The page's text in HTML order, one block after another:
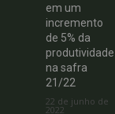
em um
incremento
de 5% da
produtividade
na safra
21/22
22 de junho de
2022